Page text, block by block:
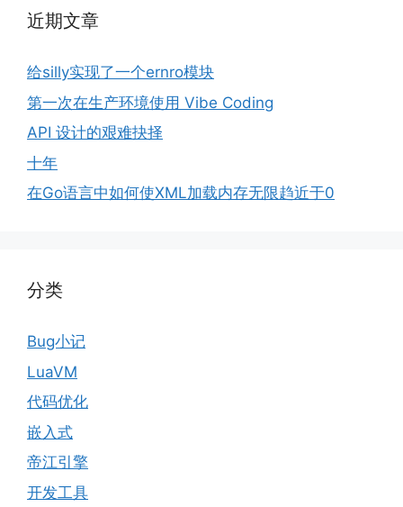
近期文章
给silly实现了一个ernro模块
第一次在生产环境使用 Vibe Coding
API 设计的艰难抉择
十年
在Go语言中如何使XML加载内存无限趋近于0
分类
Bug小记
LuaVM
代码优化
嵌入式
帝江引擎
开发工具